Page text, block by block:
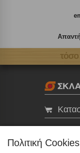
Πολιτική Cookies